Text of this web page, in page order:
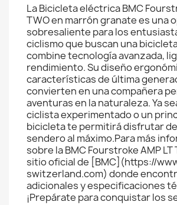
La Bicicleta eléctrica BMC
TWO en marrón granate es una
sobresaliente para los
ciclismo que buscan una
combine tecnología avanzada,
rendimiento. Su diseño
características de última
convierten en una compañera
aventuras en la naturaleza. Ya
ciclista experimentado o un
bicicleta te permitirá disfrutar
sendero al máximo.Para más
sobre la BMC Fourstroke AMP LT
sitio oficial de [BMC](https://
switzerland.com) donde
adicionales y especificaciones
¡Prepárate para conquistar los